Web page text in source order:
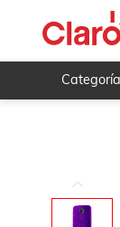
Deportes y
Funda Cruzerlite